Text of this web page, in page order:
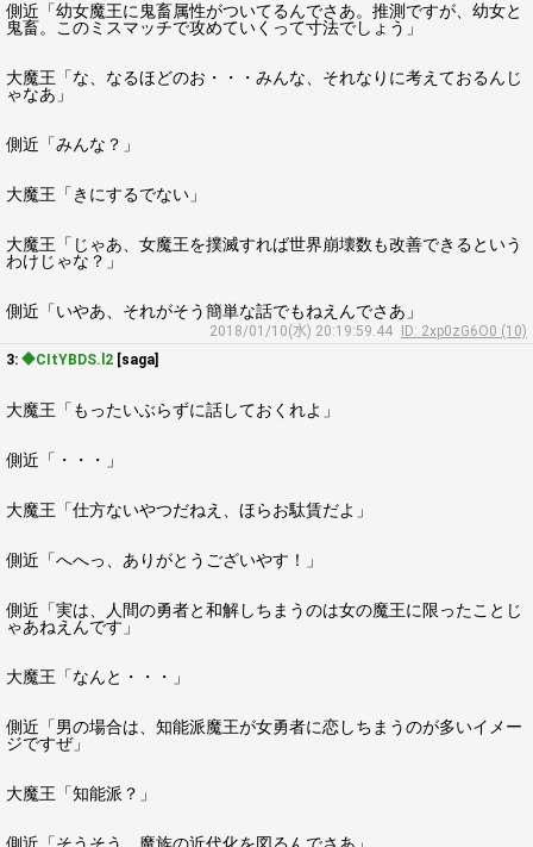
側近「幼女魔王に鬼畜属性がついてるんでさあ。推測ですが、幼女と
鬼畜。このミスマッチで攻めていくって寸法でしょう」
大魔王「な、なるほどのお・・・みんな、それなりに考えておるんじ
ゃなあ」
側近「みんな？」
大魔王「きにするでない」
大魔王「じゃあ、女魔王を撲滅すれば世界崩壊数も改善できるという
わけじゃな？」
側近「いやあ、それがそう簡単な話でもねえんでさあ」
2018/01/10(水) 20:19:59.44
ID: 2xp0zG6O0 (10)
3: ◆CItYBDS.l2 [saga]
大魔王「もったいぶらずに話しておくれよ」
側近「・・・」
大魔王「仕方ないやつだねえ、ほらお駄賃だよ」
側近「へへっ、ありがとうございやす！」
側近「実は、人間の勇者と和解しちまうのは女の魔王に限ったことじ
ゃあねえんです」
大魔王「なんと・・・」
側近「男の場合は、知能派魔王が女勇者に恋しちまうのが多いイメー
ジですぜ」
大魔王「知能派？」